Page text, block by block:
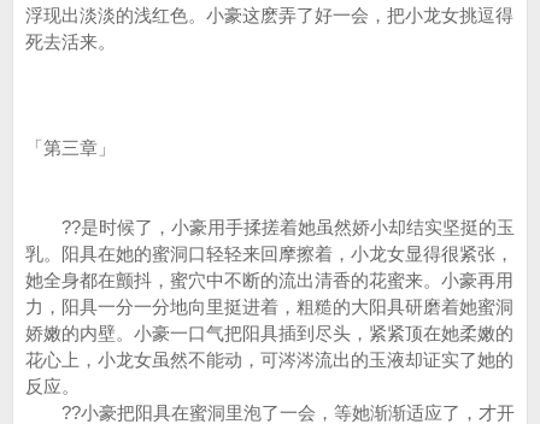
浮现出淡淡的浅红色。小豪这麽弄了好一会，把小龙女挑逗得
死去活来。
「第三章」
??是时候了，小豪用手揉搓着她虽然娇小却结实坚挺的玉
乳。阳具在她的蜜洞口轻轻来回摩擦着，小龙女显得很紧张，
她全身都在颤抖，蜜穴中不断的流出清香的花蜜来。小豪再用
力，阳具一分一分地向里挺进着，粗糙的大阳具研磨着她蜜洞
娇嫩的内壁。小豪一口气把阳具插到尽头，紧紧顶在她柔嫩的
花心上，小龙女虽然不能动，可涔涔流出的玉液却证实了她的
反应。
??小豪把阳具在蜜洞里泡了一会，等她渐渐适应了，才开